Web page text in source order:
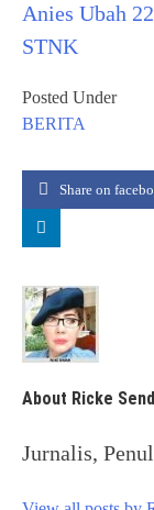
Anies Ubah
STNK
Posted Under
BERITA
Share on
About Ricke
Jurnalis,